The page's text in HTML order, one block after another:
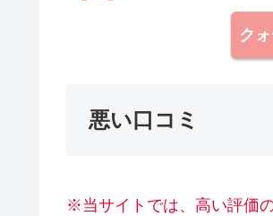
ク
悪い口コミ
※当サイトでは、高い評価